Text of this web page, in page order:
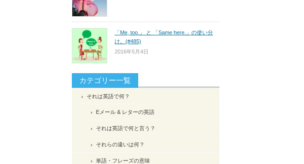
「Me, too.」 と 「Same here.」の使い分
け。(#485)
2016年5月4日
カテゴリー一覧
それは英語で何？
Eメール & レターの英語
それは英語で何と言う？
それらの違いは何？
単語・フレーズの意味